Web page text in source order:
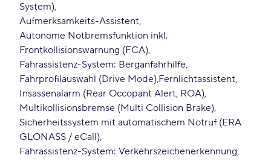
System)
Aufmerksamkeits-Assistent
Autonome Notbremsfunktion inkl.
Frontkollisionswarnung (FCA)
Fahrassistenz-System: Berganfahrhilfe
Fahrprofilauswahl (Drive Mode) Fernlichtassistent
Insassenalarm (Rear Occopant Alert, ROA)
Multikollisionsbremse (Multi Collision Brake)
Sicherheitssystem mit automatischem Notruf (ERA
GLONASS / eCall)
Fahrassistenz-System: Verkehrszeichenerkennung,